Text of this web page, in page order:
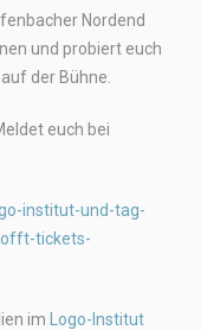
Nordend
und probiert euch
der Bühne.
euch bei
institut-und-tag-
tickets-
im
Logo-Institut